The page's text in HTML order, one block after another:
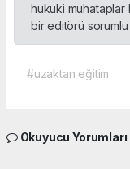
hukuki
bir editörü sorumlu
#uzaktan eğitim
Okuyucu Yorumları